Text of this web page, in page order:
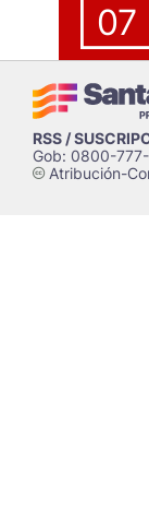
07
RSS /
Gob: 0800-
cAtribución-